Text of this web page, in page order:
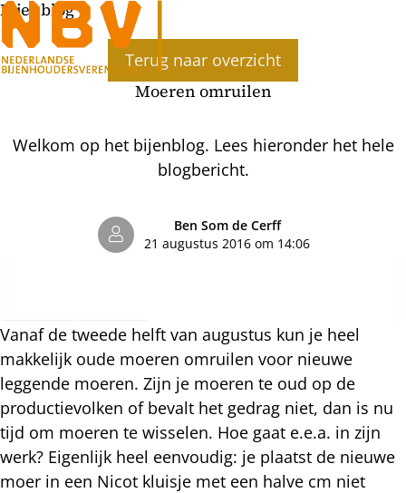
Bijenblog
Terug naar overzicht
Moeren omruilen
Welkom op het bijenblog. Lees hieronder het hele
blogbericht.
Ben Som de Cerff
21 augustus 2016 om 14:06
Vanaf de tweede helft van augustus kun je heel
makkelijk oude moeren omruilen voor nieuwe
leggende moeren. Zijn je moeren te oud op de
productievolken of bevalt het gedrag niet, dan is nu
tijd om moeren te wisselen. Hoe gaat e.e.a. in zijn
werk? Eigenlijk heel eenvoudig: je plaatst de nieuwe
moer in een Nicot kluisje met een halve cm niet